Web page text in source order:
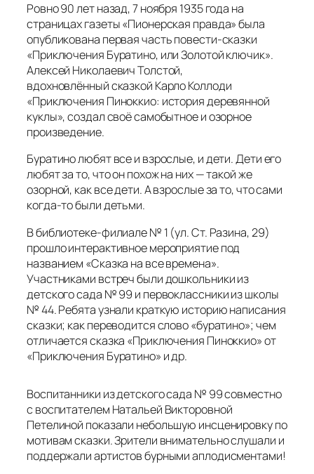
Ровно 90 лет назад, 7 ноября 1935 года на
страницах газеты «Пионерская правда» была
опубликована первая часть повести-сказки
«Приключения Буратино, или Золотой ключик».
Алексей Николаевич Толстой,
вдохновлённый сказкой Карло Коллоди
«Приключения Пиноккио: история деревянной
куклы», создал своё самобытное и озорное
произведение.
Буратино любят все и взрослые, и дети. Дети его
любят за то, что он похож на них — такой же
озорной, как все дети. А взрослые за то, что сами
когда-то были детьми.
В библиотеке-филиале № 1 (ул. Ст. Разина, 29)
прошло интерактивное мероприятие под
названием «Сказка на все времена».
Участниками встреч были дошкольники из
детского сада № 99 и первоклассники из школы
№ 44. Ребята узнали краткую историю написания
сказки; как переводится слово «буратино»; чем
отличается сказка «Приключения Пиноккио» от
«Приключения Буратино» и др.
Воспитанники из детского сада № 99 совместно
с воспитателем Натальей Викторовной
Петелиной показали небольшую инсценировку по
мотивам сказки. Зрители внимательно слушали и
поддержали артистов бурными аплодисментами!